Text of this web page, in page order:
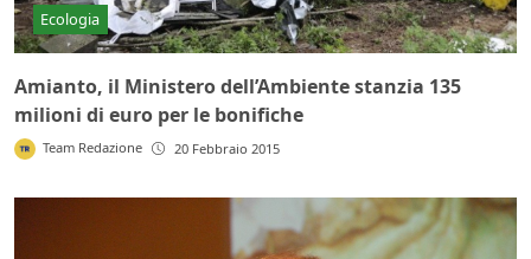
Ecologia
Amianto, il Ministero dell’Ambiente stanzia 135
milioni di euro per le bonifiche
Team Redazione 20 Febbraio 2015